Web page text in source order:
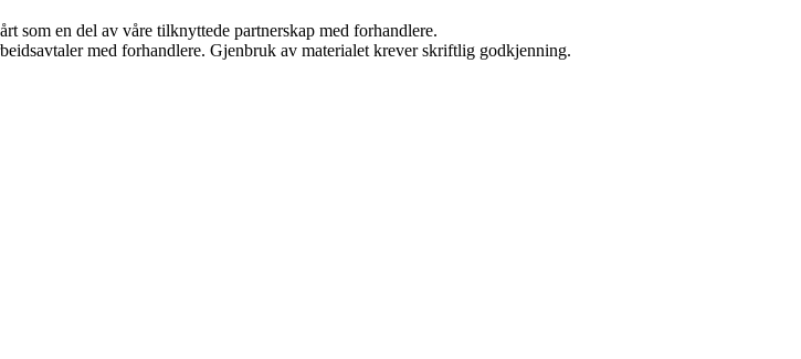
som en del av våre tilknyttede partnerskap med forhandlere.
med forhandlere. Gjenbruk av materialet krever skriftlig godkjenning.